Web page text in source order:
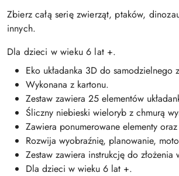
Zbierz całą serię zwierząt, ptaków,
innych.
Dla dzieci w wieku 6 lat +.
Eko układanka 3D do samodzielnego
Wykonana z kartonu.
Zestaw zawiera 25 elementów
Śliczny niebieski wieloryb z chmurą
Zawiera ponumerowane elementy
Rozwija wyobraźnię, planowanie,
Zestaw zawiera instrukcję do złożenia
Dla dzieci w wieku 6 lat +.